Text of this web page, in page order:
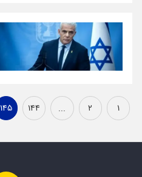
۱ ۲ ... ۱۴۴ ۱۴۵